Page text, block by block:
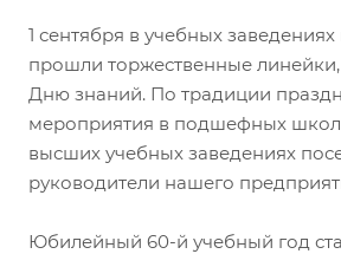
1 сентября в учебных
прошли торжественные
Дню знаний. По традиции
мероприятия в подшефных
высших учебных заведениях
руководители нашего
Юбилейный 60-й учебный год